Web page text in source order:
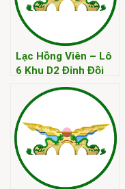
Lạc Hồng Viên – Lô
6 Khu D2 Đỉnh Đồi